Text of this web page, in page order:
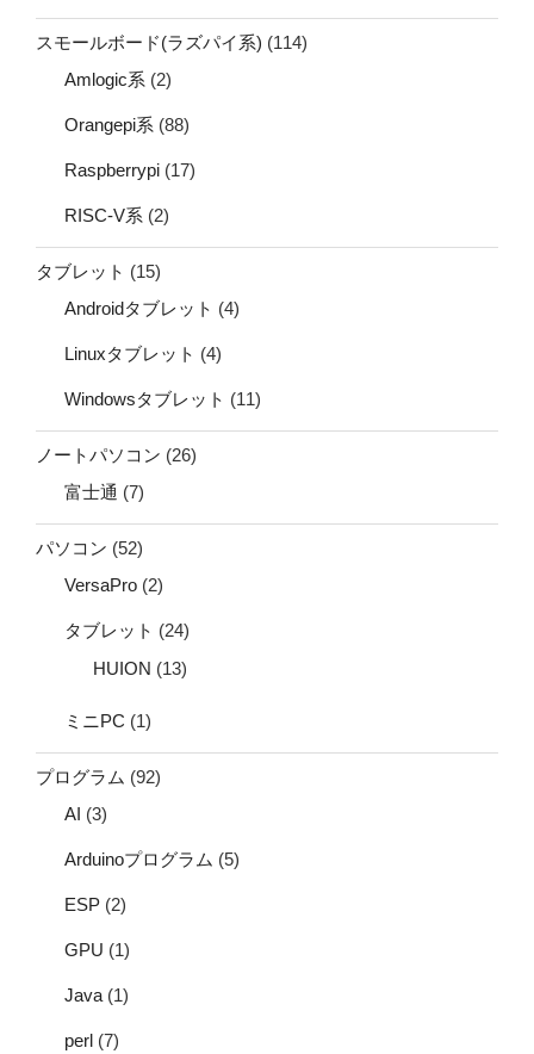
スモールボード(ラズパイ系) (114)
Amlogic系 (2)
Orangepi系 (88)
Raspberrypi (17)
RISC-V系 (2)
タブレット (15)
Androidタブレット (4)
Linuxタブレット (4)
Windowsタブレット (11)
ノートパソコン (26)
富士通 (7)
パソコン (52)
VersaPro (2)
タブレット (24)
HUION (13)
ミニPC (1)
プログラム (92)
AI (3)
Arduinoプログラム (5)
ESP (2)
GPU (1)
Java (1)
perl (7)